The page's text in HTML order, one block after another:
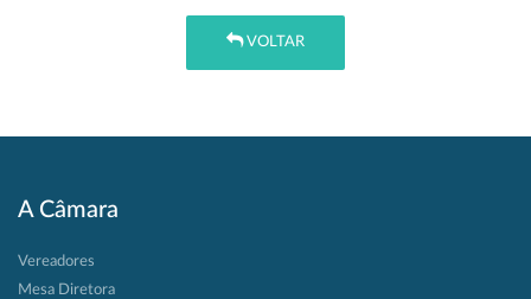
VOLTAR
A Câmara
Vereadores
Mesa Diretora